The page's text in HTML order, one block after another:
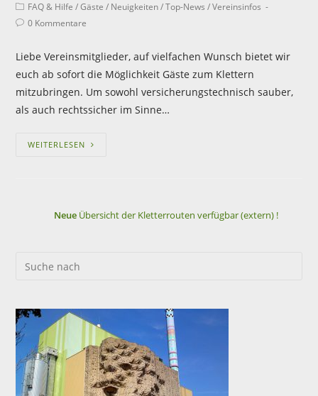
FAQ & Hilfe /Gäste / Neuigkeiten/Top-News /Vereinsinfos
0 Kommentare
Liebe Vereinsmitglieder, auf vielfachen Wunsch bietet wir
euch ab sofort die Möglichkeit Gäste zum Klettern
mitzubringen. Um sowohl versicherungstechnisch sauber,
als auch rechtssicher im Sinne…
WEITERLESEN
NeueÜbersicht der Kletterrouten verfügbar (extern) !